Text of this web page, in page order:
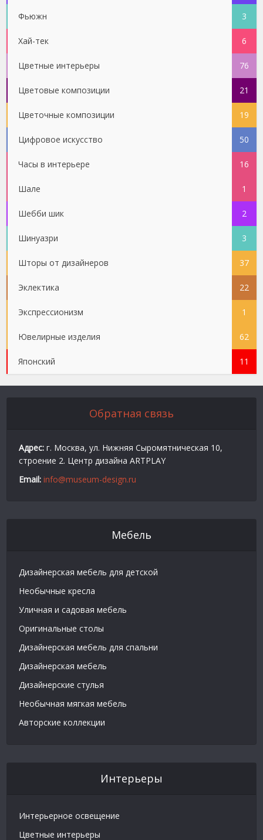
Фьюжн 3
Хай-тек 6
Цветные интерьеры 76
Цветовые композиции 21
Цветочные композиции 19
Цифровое искусство 50
Часы в интерьере 16
Шале 1
Шебби шик 2
Шинуазри 3
Шторы от дизайнеров 37
Эклектика 22
Экспрессионизм 1
Ювелирные изделия 62
Японский 11
Обратная связь
Адрес: г. Москва, ул. Нижняя Сыромятническая 10,
строение 2. Центр дизайна ARTPLAY
Email: info@museum-design.ru
Мебель
Дизайнерская мебель для детской
Необычные кресла
Уличная и садовая мебель
Оригинальные столы
Дизайнерская мебель для спальни
Дизайнерская мебель
Дизайнерские стулья
Необычная мягкая мебель
Авторские коллекции
Интерьеры
Интерьерное освещение
Цветные интерьеры